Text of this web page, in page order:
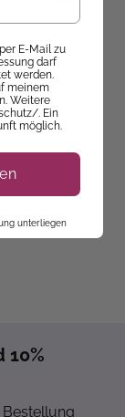
von
seinen
kleine
Bestellung
E-Mail zu
darf
werden.
meinem
Weitere
. Ein
möglich.
unterliegen